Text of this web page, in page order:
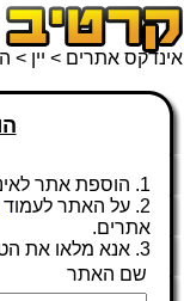
אינדקס אתרים > יין >
1. הוספת אתר לאינדקס, מתבצעת בתהליך קל ופשוט.
2. על האתר לעמוד
אתרים.
3. אנא מלאו את הטופס הבא:
שם האתר